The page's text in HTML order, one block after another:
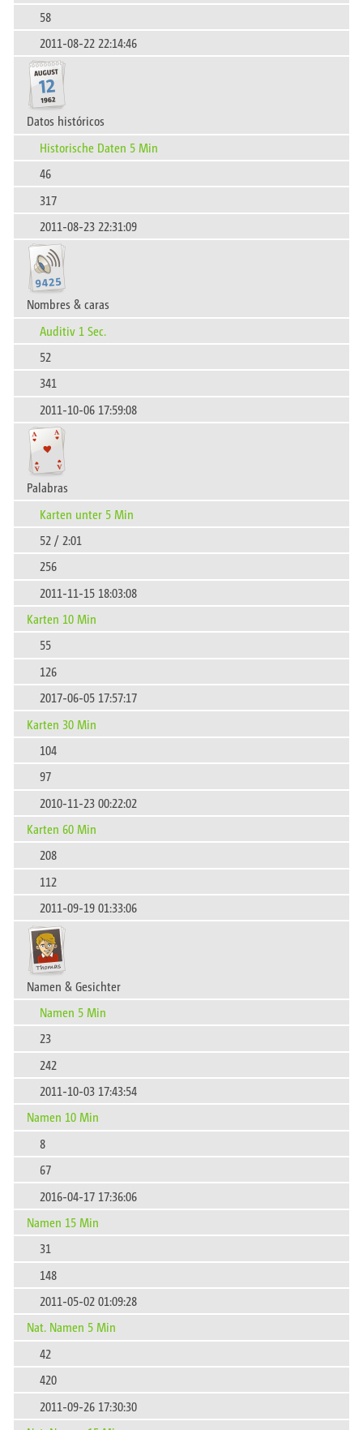
58
2011-08-22 22:14:46
Datos históricos
Historische Daten 5 Min
46
317
2011-08-23 22:31:09
Nombres & caras
Auditiv 1 Sec.
52
341
2011-10-06 17:59:08
Palabras
Karten unter 5 Min
52 / 2:01
256
2011-11-15 18:03:08
Karten 10 Min
55
126
2017-06-05 17:57:17
Karten 30 Min
104
97
2010-11-23 00:22:02
Karten 60 Min
208
112
2011-09-19 01:33:06
Namen & Gesichter
Namen 5 Min
23
242
2011-10-03 17:43:54
Namen 10 Min
8
67
2016-04-17 17:36:06
Namen 15 Min
31
148
2011-05-02 01:09:28
Nat. Namen 5 Min
42
420
2011-09-26 17:30:30